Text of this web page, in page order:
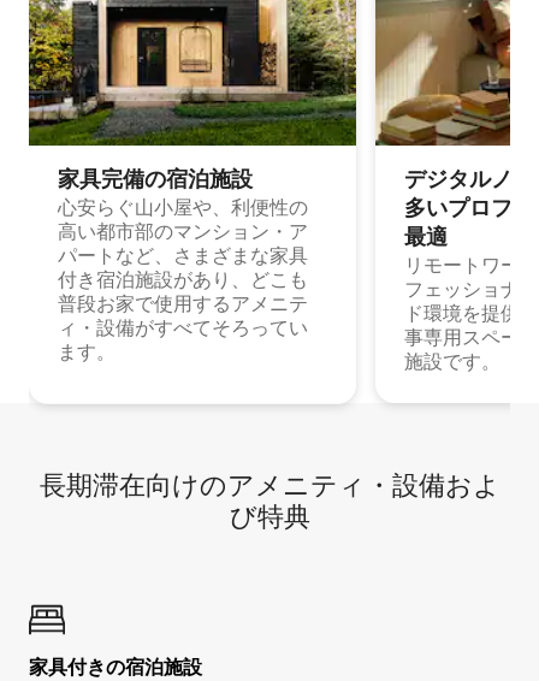
家具完備の宿⁠泊⁠施⁠設
心安らぐ山小屋や、利便性の
高い都市部のマンション・ア
パートなど、さまざまな家具
付き宿泊施設があり、どこも
普段お家で使用するアメニテ
ィ・設備がすべてそろってい
ます。
デジタルノ
多⁠いプ⁠ロ⁠フ⁠
最⁠適
リモートワー
フェッショナ
ド環境を提供
事専用スペー
施設です。
長期滞在向け⁠のア⁠メ⁠ニ⁠テ⁠ィ⁠・設⁠備⁠およ
び特⁠典
家具付き⁠の宿⁠泊⁠施⁠設